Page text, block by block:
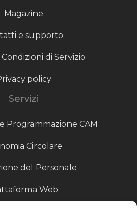
Magazine
e supporto
di Servizio
policy
Servizi
Programmazione CAM
Circolare
del Personale
Web